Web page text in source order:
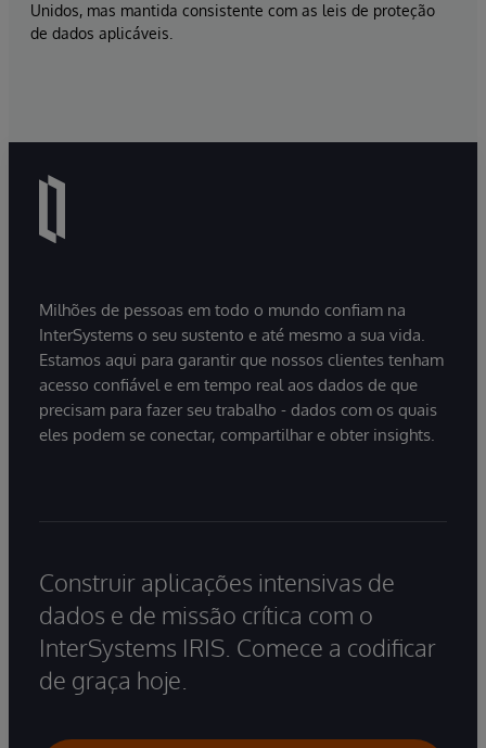
Unidos, mas mantida consistente com as leis de proteção
de dados aplicáveis.
Milhões de pessoas em todo o mundo confiam na
InterSystems o seu sustento e até mesmo a sua vida.
Estamos aqui para garantir que nossos clientes tenham
acesso confiável e em tempo real aos dados de que
precisam para fazer seu trabalho - dados com os quais
eles podem se conectar, compartilhar e obter insights.
Construir aplicações intensivas de
dados e de missão crítica com o
InterSystems IRIS. Comece a codificar
de graça hoje.